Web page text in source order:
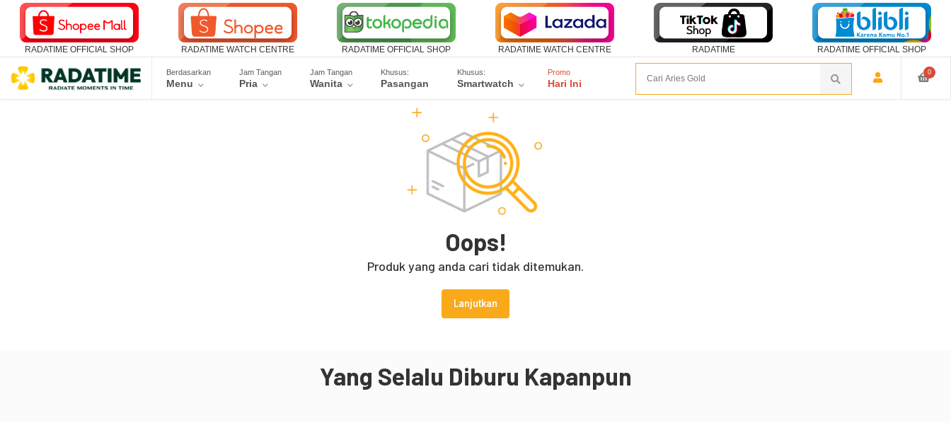
RADATIME OFFICIAL SHOP RADATIME WATCH CENTRE RADATIME OFFICIAL SHOP RADATIME WATCH CENTRE RADATIME RADATIME OFFICIAL SHOP
Berdasarkan
Menu
Jam Tangan
Pria
Jam Tangan
Wanita
Khusus:
Pasangan
Khusus:
Smartwatch
Promo
Hari Ini
0
Oops!
Produk yang anda cari tidak ditemukan.
Lanjutkan
Yang Selalu Diburu Kapanpun